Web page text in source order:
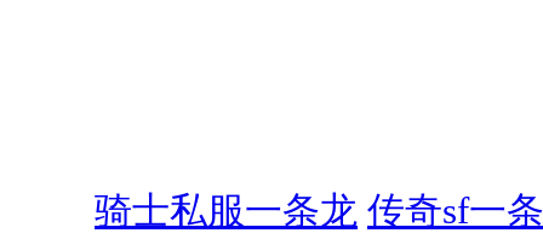
骑士私服一条龙 传奇sf一